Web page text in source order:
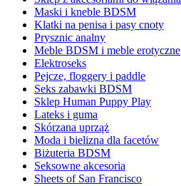
Maski i kneble BDSM
Klatki na penisa i pasy cnoty
Prysznic analny
Meble BDSM i meble erotyczne
Elektroseks
Pejcze, floggery i paddle
Seks zabawki BDSM
Sklep Human Puppy Play
Lateks i guma
Skórzana uprząż
Moda i bielizna dla facetów
Biżuteria BDSM
Seksowne akcesoria
Sheets of San Francisco